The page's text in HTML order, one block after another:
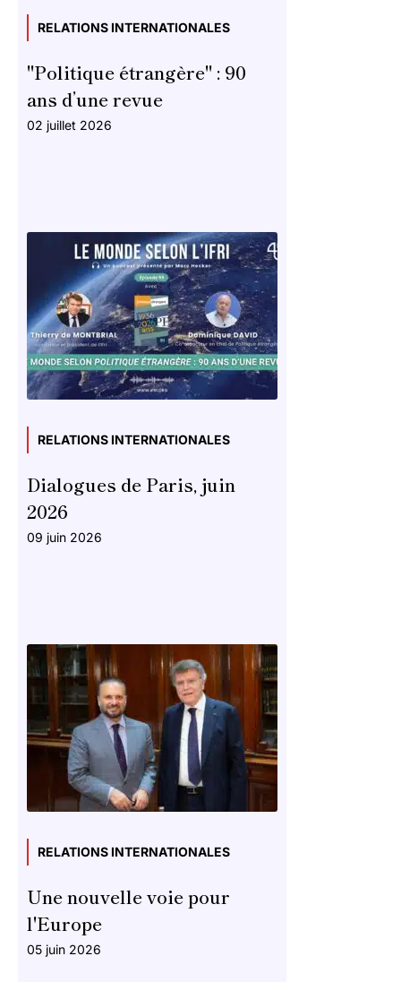
RELATIONS INTERNATIONALES
"Politique étrangère" : 90
ans d’une revue
02 juillet 2026
RELATIONS INTERNATIONALES
Dialogues de Paris, juin
2026
09 juin 2026
RELATIONS INTERNATIONALES
Une nouvelle voie pour
l'Europe
05 juin 2026